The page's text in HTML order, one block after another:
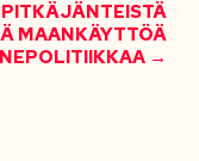
PITKÄJÄNTEISTÄ
MAANKÄYTTÖÄ
→